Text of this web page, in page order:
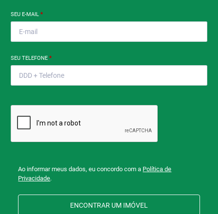
SEU E-MAIL*
SEU TELEFONE*
Ao informar meus dados, eu concordo com a Política de
Privacidade.
ENCONTRAR UM IMÓVEL